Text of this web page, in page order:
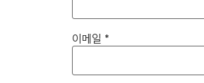
이메일 *